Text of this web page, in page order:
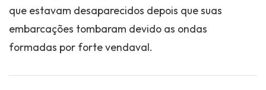
que estavam desaparecidos depois que suas
embarcações tombaram devido as ondas
formadas por forte vendaval.